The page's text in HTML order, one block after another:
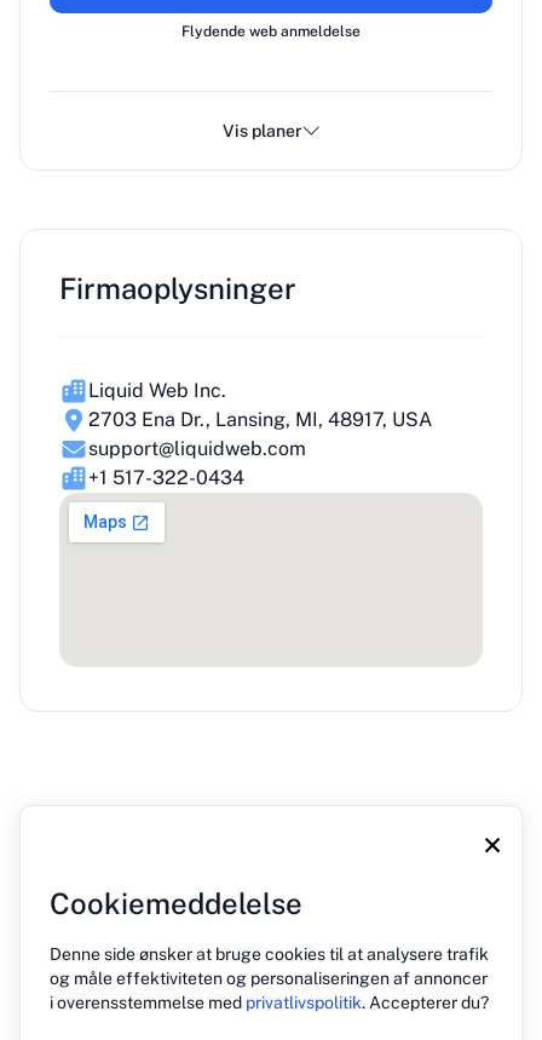
×
Cookiemeddelelse
Denne side ønsker at bruge cookies til at analysere trafik
og måle effektiviteten og personaliseringen af annoncer
i overensstemmelse med privatlivspolitik. Accepterer du?
Flydende web anmeldelse
Vis planer
Firmaoplysninger
Liquid Web Inc.
2703 Ena Dr., Lansing, MI, 48917, USA
support@liquidweb.com
+1 517-322-0434
Om osBlogTryk påKontakt